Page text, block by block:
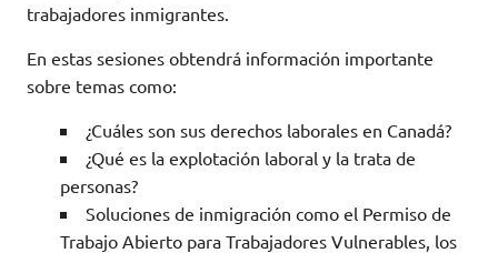
trabajadores inmigrantes.
En estas sesiones obtendrá información importante
sobre temas como:
¿Cuáles son sus derechos laborales en Canadá?
¿Qué es la explotación laboral y la trata de
personas?
Soluciones de inmigración como el Permiso de
Trabajo Abierto para Trabajadores Vulnerables, los